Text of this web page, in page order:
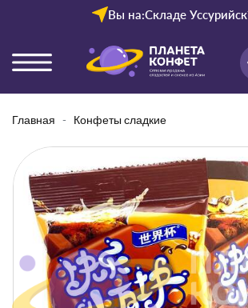
Вы на:Складе Уссурийск
Главная Конфеты сладкие